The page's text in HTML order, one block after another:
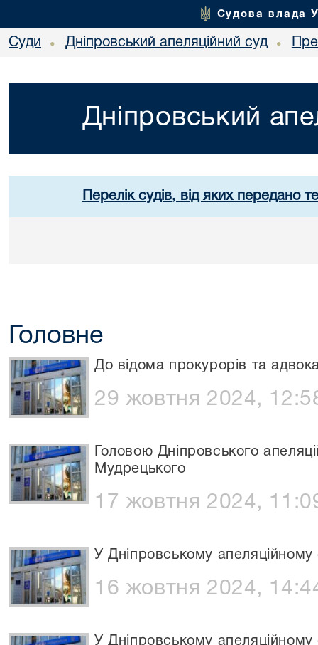
Судова влада
Суди • Дніпровський апеляційний суд •
Дніпровський
Перелік судів, від яких передано
Головне
До відома прокурорів та
29 жовтня 2024,
Головою Дніпровського
Мудрецького
17 жовтня 2024,
У Дніпровському апеляційному
16 жовтня 2024,
У Дніпровському апеляційному